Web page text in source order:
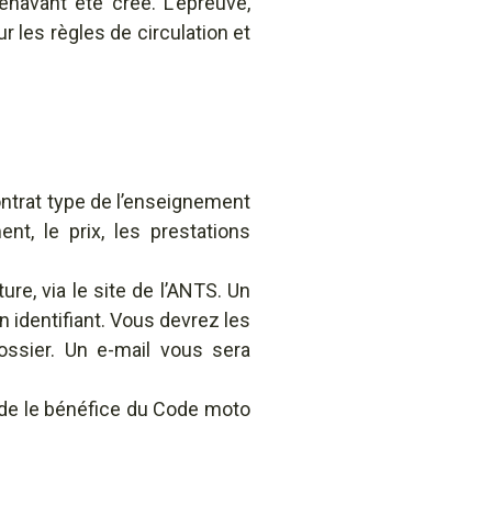
les règles de circulation et
type de l’enseignement
le prix, les prestations
via le site de l’ANTS. Un
identifiant. Vous devrez les
Un e-mail vous sera
le bénéfice du Code moto